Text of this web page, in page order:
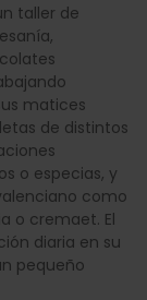
taller de
matices
de distintos
o especias, y
como
o cremaet. El
diaria en su
pequeño